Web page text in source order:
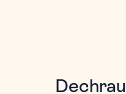
Dechrau